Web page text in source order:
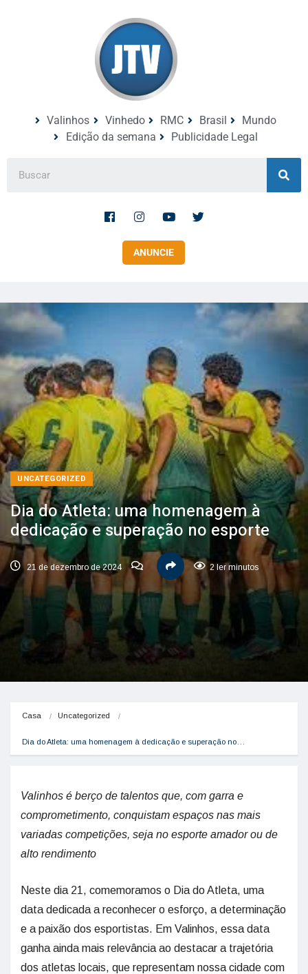
Valinhos Vinhedo RMC Brasil
Mundo
Edição da semana
Publicidade Legal
ANUNCIE
UNCATEGORIZED
Dia do Atleta: uma homenagem à
dedicação e superação no esporte
21 de dezembro de 2024 2 ler minutos
Casa Uncategorized
Dia do Atleta: uma homenagem à dedicação e superação no…
Valinhos é berço de talentos que, com garra e
comprometimento, conquistam espaços nas mais
variadas competições, seja no esporte amador ou de
alto rendimento
Neste dia 21, comemoramos o Dia do Atleta, uma
data dedicada a reconhecer o esforço, a determinação
e a paixão dos esportistas. Em Valinhos, essa data
ganha ainda mais relevância ao destacar a trajetória
dos atletas locais, que representam nossa cidade com